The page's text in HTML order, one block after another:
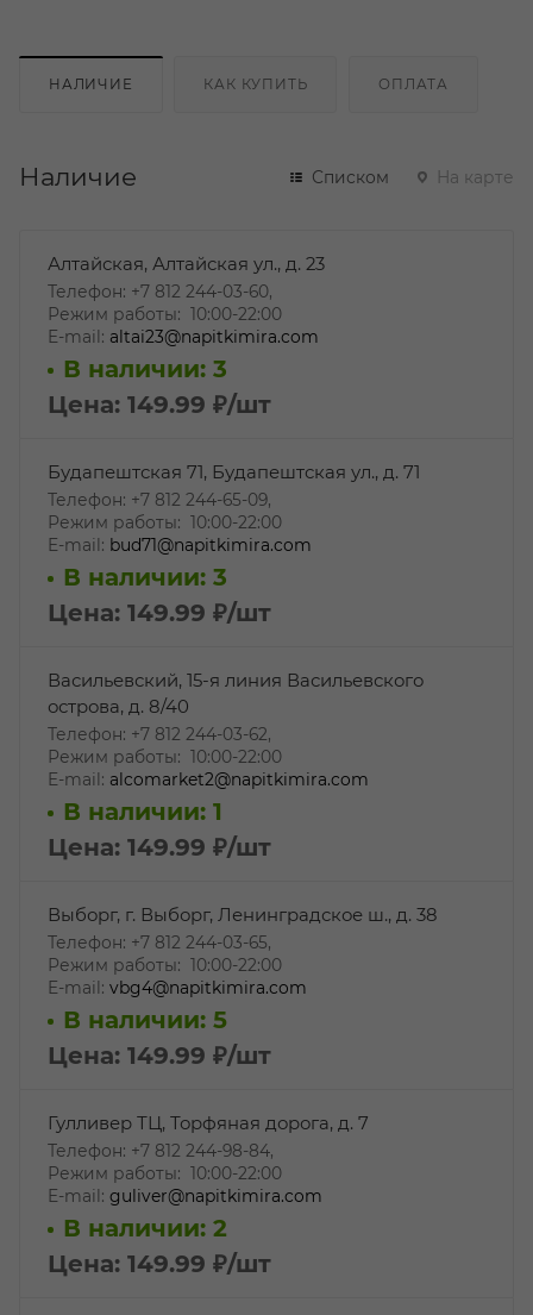
НАЛИЧИЕ КАК КУПИТЬ ОПЛАТА
Наличие Списком На карте
Алтайская, Алтайская ул., д. 23
Телефон: +7 812 244-03-60,
Режим работы: 10:00-22:00
E-mail: altai23@napitkimira.com
В наличии: 3
Цена: 149.99 ₽/шт
Будапештская 71, Будапештская ул., д. 71
Телефон: +7 812 244-65-09,
Режим работы: 10:00-22:00
E-mail: bud71@napitkimira.com
В наличии: 3
Цена: 149.99 ₽/шт
Васильевский, 15-я линия Васильевского
острова, д. 8/40
Телефон: +7 812 244-03-62,
Режим работы: 10:00-22:00
E-mail: alcomarket2@napitkimira.com
В наличии: 1
Цена: 149.99 ₽/шт
Выборг, г. Выборг, Ленинградское ш., д. 38
Телефон: +7 812 244-03-65,
Режим работы: 10:00-22:00
E-mail: vbg4@napitkimira.com
В наличии: 5
Цена: 149.99 ₽/шт
Гулливер ТЦ, Торфяная дорога, д. 7
Телефон: +7 812 244-98-84,
Режим работы: 10:00-22:00
E-mail: guliver@napitkimira.com
В наличии: 2
Цена: 149.99 ₽/шт